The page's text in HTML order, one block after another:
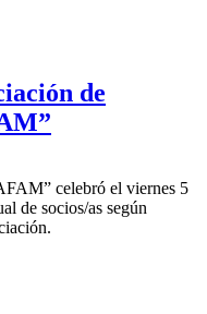
de
celebró el viernes 5
de socios/as según